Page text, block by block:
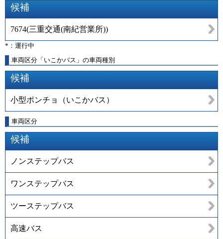
候補
7674(三重交通(南紀営業所))
*：運行中
車両区分「いこかバス」の車両種別
候補
小型ポンチョ（いこかバス）
車両区分
候補
ノンステップバス
ワンステップバス
ツーステップバス
高速バス